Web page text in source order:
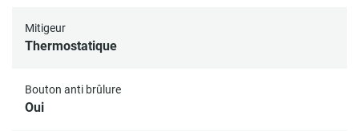
Mitigeur
Thermostatique
Bouton anti brûlure
Oui